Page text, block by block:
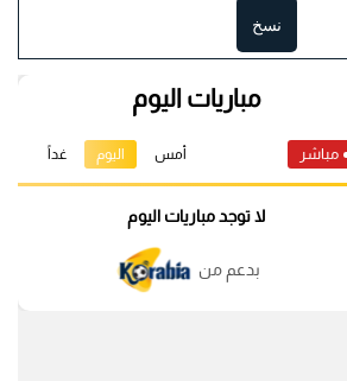
نسخ